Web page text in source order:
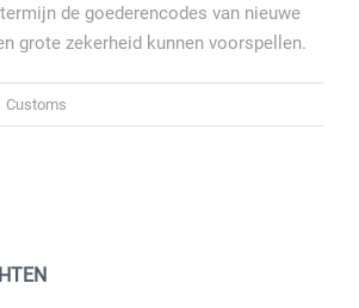
de goederencodes van nieuwe
grote zekerheid kunnen voorspellen.
Customs